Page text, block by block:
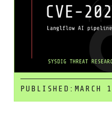
PUBLISHED: MARCH